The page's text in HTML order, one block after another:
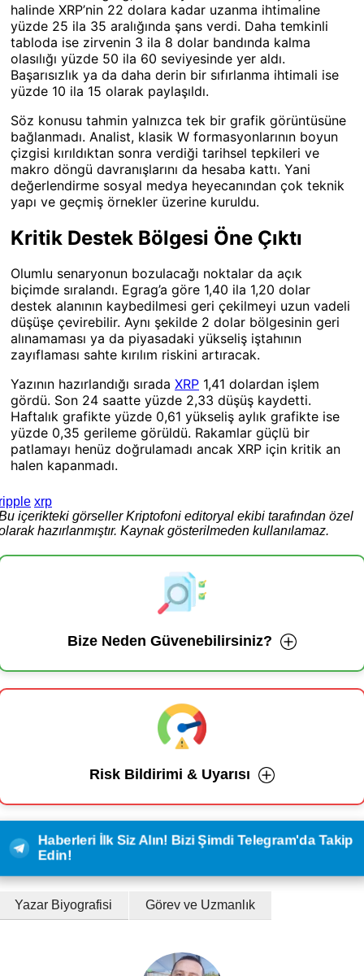
halinde XRP’nin 22 dolara kadar uzanma ihtimaline
yüzde 25 ila 35 aralığında şans verdi. Daha temkinli
tabloda ise zirvenin 3 ila 8 dolar bandında kalma
olasılığı yüzde 50 ila 60 seviyesinde yer aldı.
Başarısızlık ya da daha derin bir sıfırlanma ihtimali ise
yüzde 10 ila 15 olarak paylaşıldı.
Söz konusu tahmin yalnızca tek bir grafik görüntüsüne
bağlanmadı. Analist, klasik W formasyonlarının boyun
çizgisi kırıldıktan sonra verdiği tarihsel tepkileri ve
makro döngü davranışlarını da hesaba kattı. Yani
değerlendirme sosyal medya heyecanından çok teknik
yapı ve geçmiş örnekler üzerine kuruldu.
Kritik Destek Bölgesi Öne Çıktı
Olumlu senaryonun bozulacağı noktalar da açık
biçimde sıralandı. Egrag’a göre 1,40 ila 1,20 dolar
destek alanının kaybedilmesi geri çekilmeyi uzun vadeli
düşüşe çevirebilir. Aynı şekilde 2 dolar bölgesinin geri
alınamaması ya da piyasadaki yükseliş iştahının
zayıflaması sahte kırılım riskini artıracak.
Yazının hazırlandığı sırada XRP 1,41 dolardan işlem
gördü. Son 24 saatte yüzde 2,33 düşüş kaydetti.
Haftalık grafikte yüzde 0,61 yükseliş aylık grafikte ise
yüzde 0,35 gerileme görüldü. Rakamlar güçlü bir
patlamayı henüz doğrulamadı ancak XRP için kritik an
halen kapanmadı.
xrp
içerikteki görseller Kriptofoni editoryal ekibi tarafından özel
hazırlanmıştır. Kaynak gösterilmeden kullanılamaz.
Bize Neden Güvenebilirsiniz?
Risk Bildirimi & Uyarısı
Haberleri İlk Siz Alın! Bizi Şimdi Telegram'da Takip
Edin!
Yazar Biyografisi Görev ve Uzmanlık